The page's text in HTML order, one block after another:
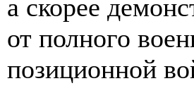
а скорее
от полного
позиционной